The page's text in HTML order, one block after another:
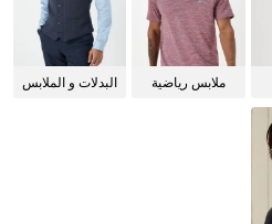
ملابس رياضية
البدلات و الملابس